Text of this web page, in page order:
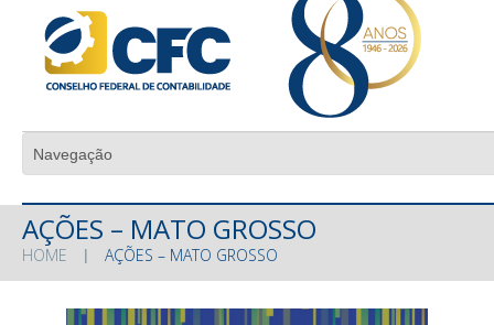
AÇÕES – MATO GROSSO
HOME AÇÕES – MATO GROSSO